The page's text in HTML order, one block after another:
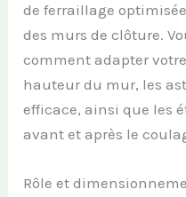
de ferraillage
des murs de clôture.
comment adapter
hauteur du mur, les
efficace, ainsi que les
avant et après le
Rôle et